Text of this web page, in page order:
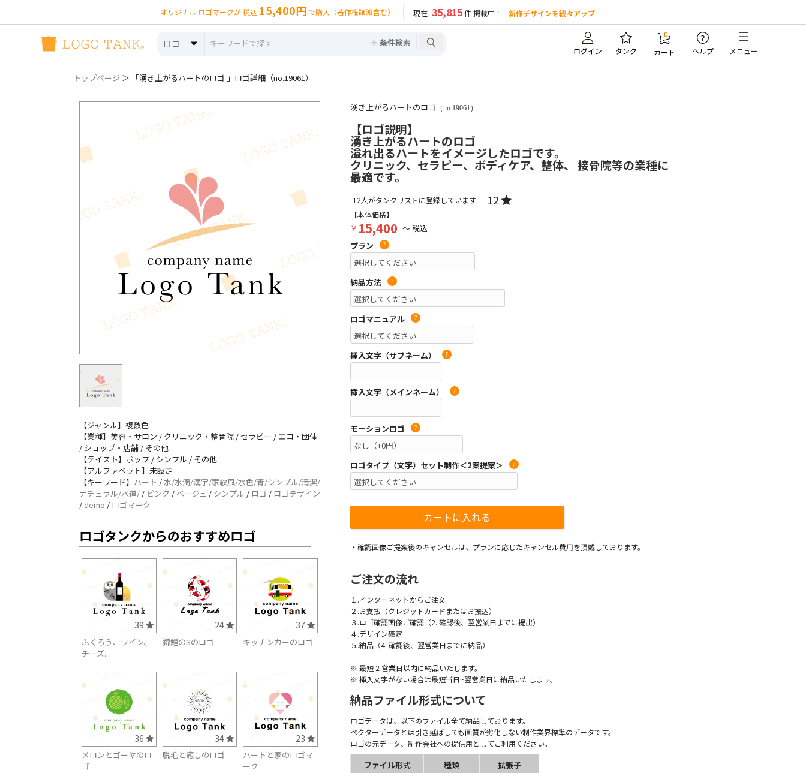
オリジナル ロゴマークが 税込 15,400円 で購入（著作権譲渡含む） 現在 35,815件 掲載中！ 新作デザインを続々アップ
ロゴ ＋ 条件検索
ログイン タンク
0
カート
?
ヘルプ メニュー
トップページ ＞ 「湧き上がるハートのロゴ 」ロゴ詳細（no.19061）
【ジャンル】複数色
【業種】美容・サロン / クリニック・整骨院 / セラピー / エコ・団体
/ ショップ・店舗 / その他
【テイスト】ポップ / シンプル / その他
【アルファベット】未設定
【キーワード】 ハート /水/水滴/漢字/家紋風/水色/青/シンプル/清潔/
ナチュラル/水道/ / ピンク / ベージュ / シンプル / ロゴ / ロゴデザイン
/ demo / ロゴマーク
ロゴタンクからのおすすめロゴ
39
ふくろう、ワイン、
チーズ...
24
錦鯉のSのロゴ
37
キッチンカーのロゴ
36
メロンとゴーヤのロ
ゴ
34
脱毛と癒しのロゴ
23
ハートと家のロゴマ
ーク
湧き上がるハートのロゴ （no.19061）
【ロゴ説明】
湧き上がるハートのロゴ
溢れ出るハートをイメージしたロゴです。
クリニック、セラピー、ボディケア、整体、 接骨院等の業種に
最適です。
12人がタンクリストに登録しています 12
【本体価格】
￥ 15,400 ～ 税込
プラン
?
納品方法 ?
ロゴマニュアル ?
挿入文字（サブネーム） ?
挿入文字（メインネーム） ?
モーションロゴ ?
ロゴタイプ（文字）セット制作＜2案提案＞ ?
・確認画像ご提案後のキャンセルは、プランに応じたキャンセル費用を頂戴しております。
ご注文の流れ
１.インターネットからご注文
２.お支払（クレジットカードまたはお振込）
３.ロゴ確認画像ご確認（2. 確認後、翌営業日までに提出）
４.デザイン確定
５.納品（4. 確認後、翌営業日までに納品）
※ 最短 2 営業日以内に納品いたします。
※ 挿入文字がない場合は最短当日~翌営業日に納品いたします。
納品ファイル形式について
ロゴデータは、以下のファイル全て納品しております。
ベクターデータとは引き延ばしても画質が劣化しない制作業界標準のデータです。
ロゴの元データ、制作会社への提供用としてご利用ください。
ファイル形式 種類
拡張子